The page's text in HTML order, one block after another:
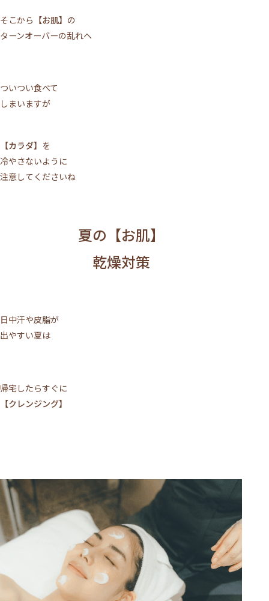
そこから 【お肌】 の
ターンオーバーの乱れへ
ついつい食べて
しまいますが
【カラダ】 を
冷やさないように
注意してくださいね
夏の【お肌】
乾燥対策
日中汗や皮脂が
出やすい夏は
帰宅したらすぐに
【クレンジング】